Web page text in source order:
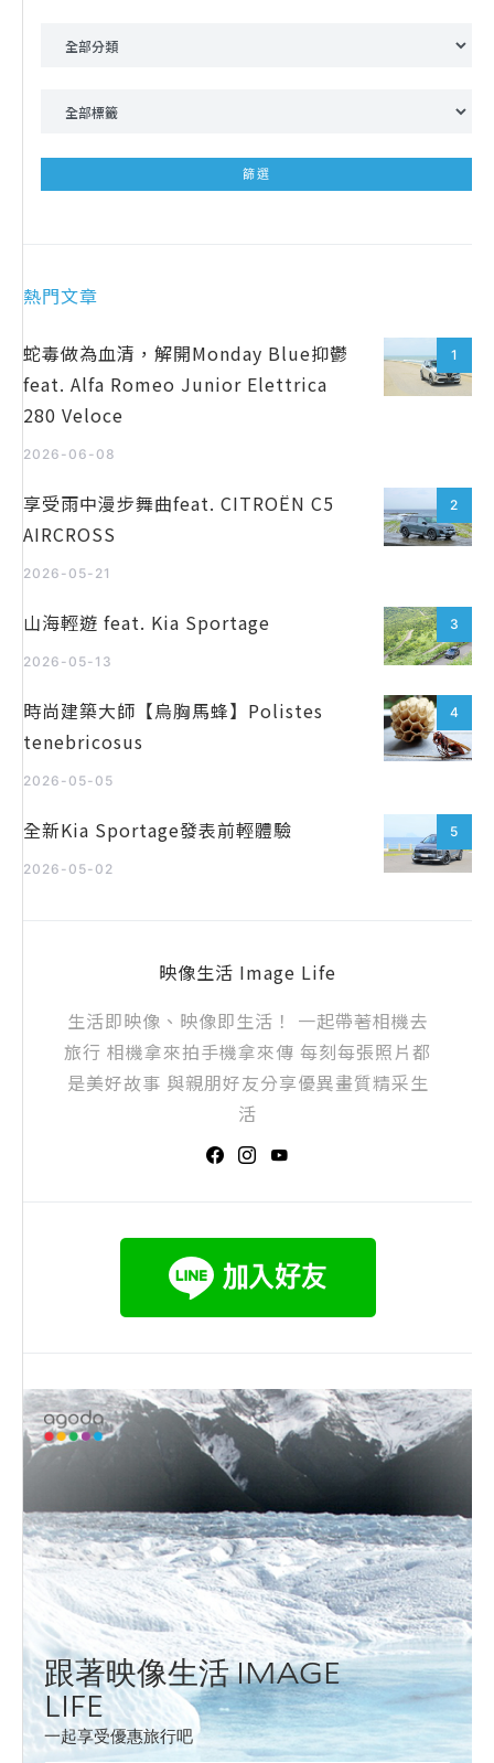
熱門文章
1
蛇毒做為血清，解開Monday Blue抑鬱
feat. Alfa Romeo Junior Elettrica
280 Veloce
2026-06-08
2
享受雨中漫步舞曲feat. CITROËN C5
AIRCROSS
2026-05-21
3
山海輕遊 feat. Kia Sportage
2026-05-13
4
時尚建築大師【烏胸馬蜂】Polistes
tenebricosus
2026-05-05
5
全新Kia Sportage發表前輕體驗
2026-05-02
映像生活 Image Life
生活即映像、映像即生活！ 一起帶著相機去
旅行 相機拿來拍手機拿來傳 每刻每張照片都
是美好故事 與親朋好友分享優異畫質精采生
活